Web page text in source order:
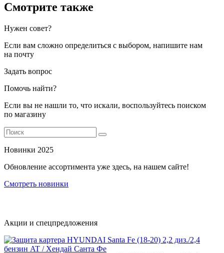
Смотрите также
Нужен совет?
Если вам сложно определиться с выбором, напишите нам
на почту
Задать вопрос
Помочь найти?
Если вы не нашли то, что искали, воспользуйтесь поиском
по магазину
Новинки 2025
Обновление ассортимента уже здесь, на нашем сайте!
Смотреть новинки
Акции и спецпредложения